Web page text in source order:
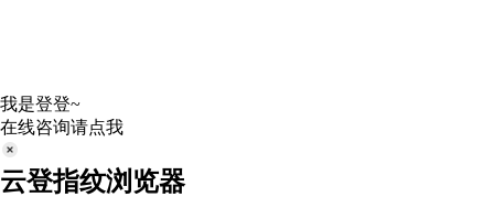
我是登登~
在线咨询请点我
云登指纹浏览器